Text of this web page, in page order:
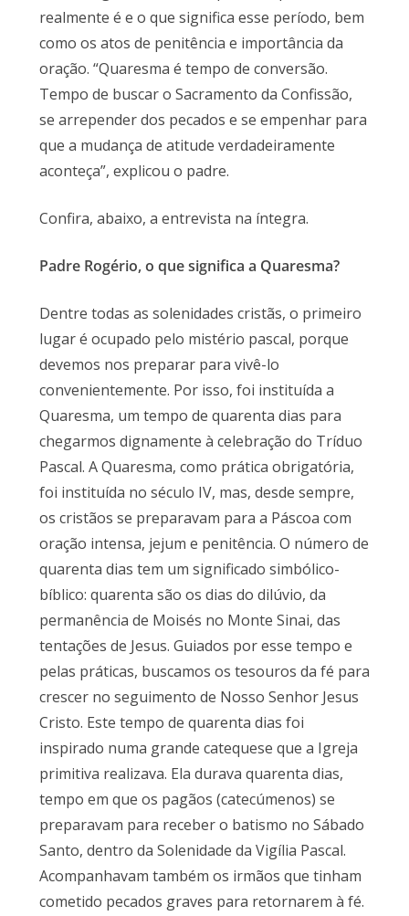
realmente é e o que significa esse período, bem
como os atos de penitência e importância da
oração. “Quaresma é tempo de conversão.
Tempo de buscar o Sacramento da Confissão,
se arrepender dos pecados e se empenhar para
que a mudança de atitude verdadeiramente
aconteça”, explicou o padre.
Confira, abaixo, a entrevista na íntegra.
Padre Rogério, o que significa a Quaresma?
Dentre todas as solenidades cristãs, o primeiro
lugar é ocupado pelo mistério pascal, porque
devemos nos preparar para vivê-lo
convenientemente. Por isso, foi instituída a
Quaresma, um tempo de quarenta dias para
chegarmos dignamente à celebração do Tríduo
Pascal. A Quaresma, como prática obrigatória,
foi instituída no século IV, mas, desde sempre,
os cristãos se preparavam para a Páscoa com
oração intensa, jejum e penitência. O número de
quarenta dias tem um significado simbólico-
bíblico: quarenta são os dias do dilúvio, da
permanência de Moisés no Monte Sinai, das
tentações de Jesus. Guiados por esse tempo e
pelas práticas, buscamos os tesouros da fé para
crescer no seguimento de Nosso Senhor Jesus
Cristo. Este tempo de quarenta dias foi
inspirado numa grande catequese que a Igreja
primitiva realizava. Ela durava quarenta dias,
tempo em que os pagãos (catecúmenos) se
preparavam para receber o batismo no Sábado
Santo, dentro da Solenidade da Vigília Pascal.
Acompanhavam também os irmãos que tinham
cometido pecados graves para retornarem à fé.